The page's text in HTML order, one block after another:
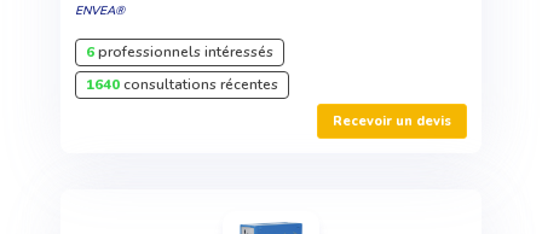
ENVEA®
6professionnels intéressés
1640consultations récentes
Recevoir un devis